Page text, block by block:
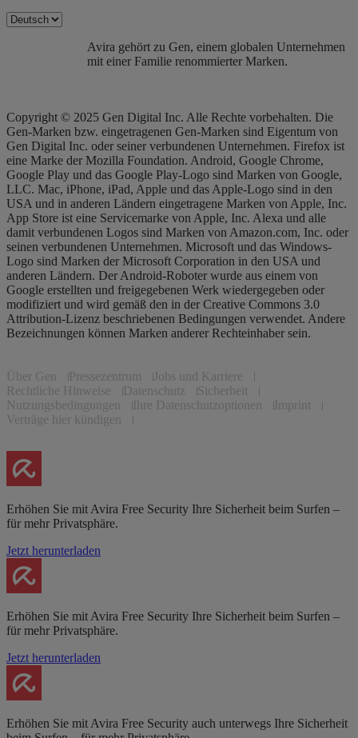
Avira gehört zu Gen, einem globalen Unternehmen
mit einer Familie renommierter Marken.
Copyright © 2025 Gen Digital Inc. Alle Rechte vorbehalten. Die
Gen-Marken bzw. eingetragenen Gen-Marken sind Eigentum von
Gen Digital Inc. oder seiner verbundenen Unternehmen. Firefox ist
eine Marke der Mozilla Foundation. Android, Google Chrome,
Google Play und das Google Play-Logo sind Marken von Google,
LLC. Mac, iPhone, iPad, Apple und das Apple-Logo sind in den
USA und in anderen Ländern eingetragene Marken von Apple, Inc.
App Store ist eine Servicemarke von Apple, Inc. Alexa und alle
damit verbundenen Logos sind Marken von Amazon.com, Inc. oder
seinen verbundenen Unternehmen. Microsoft und das Windows-
Logo sind Marken der Microsoft Corporation in den USA und
anderen Ländern. Der Android-Roboter wurde aus einem von
Google erstellten und freigegebenen Werk wiedergegeben oder
modifiziert und wird gemäß den in der Creative Commons 3.0
Attribution-Lizenz beschriebenen Bedingungen verwendet. Andere
Bezeichnungen können Marken anderer Rechteinhaber sein.
Über Gen Pressezentrum
Jobs und Karriere
Rechtliche Hinweise
Datenschutz
Sicherheit
Nutzungsbedingungen
Ihre Datenschutzoptionen
Imprint
Verträge hier kündigen
Erhöhen Sie mit Avira Free Security Ihre Sicherheit beim Surfen –
für mehr Privatsphäre.
Jetzt herunterladen
Erhöhen Sie mit Avira Free Security Ihre Sicherheit beim Surfen –
für mehr Privatsphäre.
Jetzt herunterladen
Erhöhen Sie mit Avira Free Security auch unterwegs Ihre Sicherheit